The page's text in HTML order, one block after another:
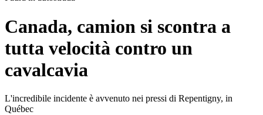
Canada, camion si scontra a
tutta velocità contro un
cavalcavia
L'incredibile incidente è avvenuto nei pressi di Repentigny, in
Québec